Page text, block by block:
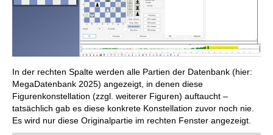
In der rechten Spalte werden alle Partien der Datenbank (hier:
MegaDatenbank 2025) angezeigt, in denen diese
Figurenkonstellation (zzgl. weiterer Figuren) auftaucht –
tatsächlich gab es diese konkrete Konstellation zuvor noch nie.
Es wird nur diese Originalpartie im rechten Fenster angezeigt.